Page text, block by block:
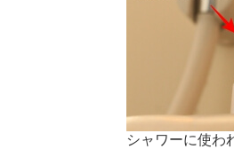
シャワーに使わ